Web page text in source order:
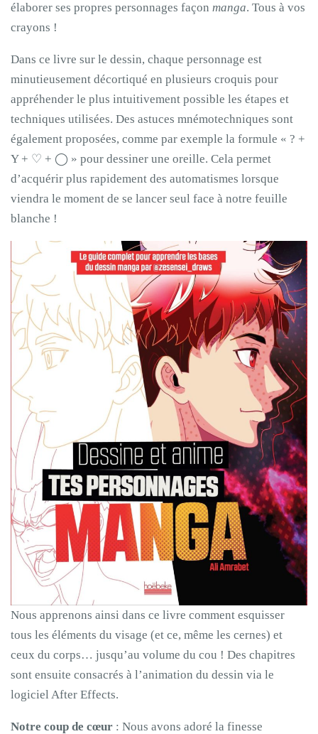
élaborer ses propres personnages façon manga. Tous à vos
crayons !
Dans ce livre sur le dessin, chaque personnage est
minutieusement décortiqué en plusieurs croquis pour
appréhender le plus intuitivement possible les étapes et
techniques utilisées. Des astuces mnémotechniques sont
également proposées, comme par exemple la formule « ? +
Y + ♡ + ◯ » pour dessiner une oreille. Cela permet
d’acquérir plus rapidement des automatismes lorsque
viendra le moment de se lancer seul face à notre feuille
blanche !
Nous apprenons ainsi dans ce livre comment esquisser
tous les éléments du visage (et ce, même les cernes) et
ceux du corps… jusqu’au volume du cou ! Des chapitres
sont ensuite consacrés à l’animation du dessin via le
logiciel After Effects.
Notre coup de cœur : Nous avons adoré la finesse